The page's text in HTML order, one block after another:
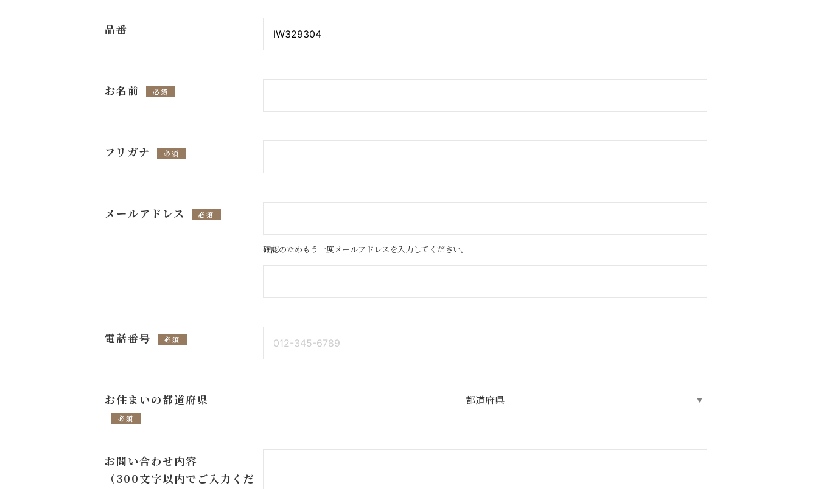
品番
お名前 必須
フリガナ 必須
メールアドレス 必須
確認のためもう一度メールアドレスを入力してください。
電話番号 必須
お住まいの都道府県
必須
お問い合わせ内容
（300文字以内でご入力くだ